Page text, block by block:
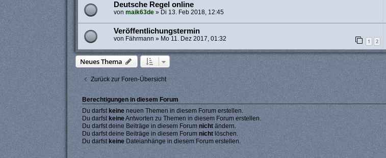
Deutsche Regel online
von maik63de» Di 13. Feb 2018, 12:45
Veröffentlichungstermin
von Fährmann » Mo 11. Dez 2017, 01:32 1 2
Neues Thema
Zurück zur Foren-Übersicht
Berechtigungen in diesem Forum
Du darfst keineneuen Themen in diesem Forum erstellen.
Du darfst keineAntworten zu Themen in diesem Forum erstellen.
Du darfst deine Beiträge in diesem Forumnichtändern.
Du darfst deine Beiträge in diesem Forum nichtlöschen.
Du darfst keineDateianhänge in diesem Forum erstellen.